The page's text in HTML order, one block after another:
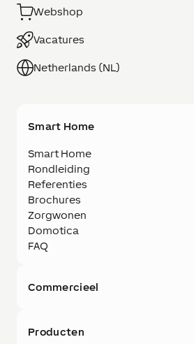
Webshop
Vacatures
Netherlands (NL)
Smart Home
Smart Home
Rondleiding
Referenties
Brochures
Zorgwonen
Domotica
FAQ
Commercieel
Producten